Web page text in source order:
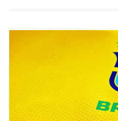
ENQUETE